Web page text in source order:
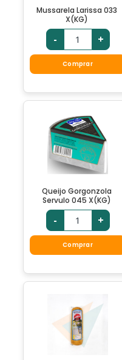
Mussarela Larissa 033
X(KG)
- +
Comprar
Queijo Gorgonzola
Servulo 045 X(KG)
- +
Comprar